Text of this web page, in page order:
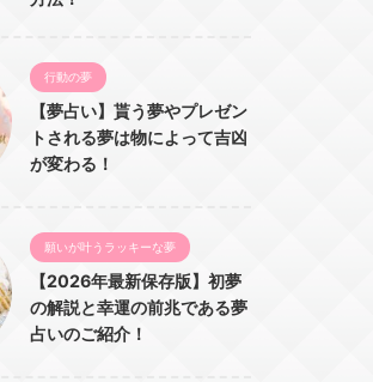
行動の夢
【夢占い】貰う夢やプレゼン
トされる夢は物によって吉凶
が変わる！
願いが叶うラッキーな夢
【2026年最新保存版】初夢
の解説と幸運の前兆である夢
占いのご紹介！